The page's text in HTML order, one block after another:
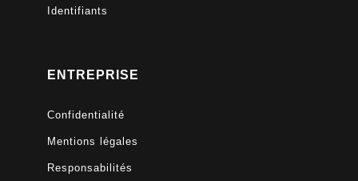
Identifiants
ENTREPRISE
Confidentialité
Mentions légales
Responsabilités